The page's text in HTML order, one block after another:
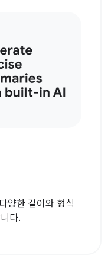
양한 길이와 형식
다.